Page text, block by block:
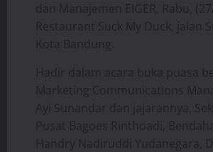
dan Manajemen EIGER, Rabu,
Restaurant Suck My Duck, jalan
Kota Bandung.
Hadir dalam acara buka puasa
Marketing Communications
Ayi Sunandar dan jajarannya,
Pusat Bagoes Rinthoadi,
Handry Nadiruddi Yudanegara,